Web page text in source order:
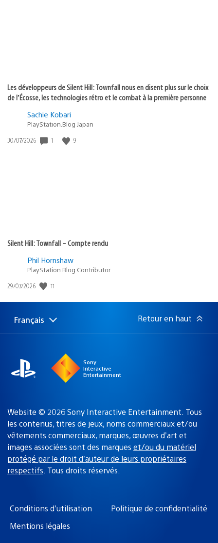
Les développeurs de Silent Hill: Townfall nous en disent plus sur le choix
de l’Écosse, les technologies rétro et le combat à la première personne
Sachie Kobari
PlayStation.Blog Japan
Date
30/07/2026 1 9
Silent Hill: Townfall – Compte rendu
Phil Hornshaw
PlayStation Blog Contributor
Date
publication
29/07/2026 11
Choisir
une
Région
actuelle
Français Retour en haut
Sony
Interactive
Entertainment
Website © 2026 Sony Interactive Entertainment. Tous
les contenus, titres de jeux, noms commerciaux et/ou
vêtements commerciaux, marques, œuvres d’art et
images associées sont des marques et/ou du matériel
protégé par le droit d’auteur de leurs propriétaires
respectifs. Tous droits réservés.
Conditions d’utilisation
Politique de confidentialité
Mentions légales